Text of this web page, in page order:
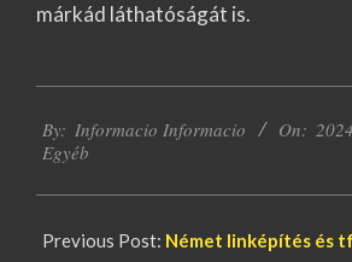
márkád láthatóságát is.
09-
10
By: Informacio Informacio On:
Egyéb
Previous Post: Német linképítés és